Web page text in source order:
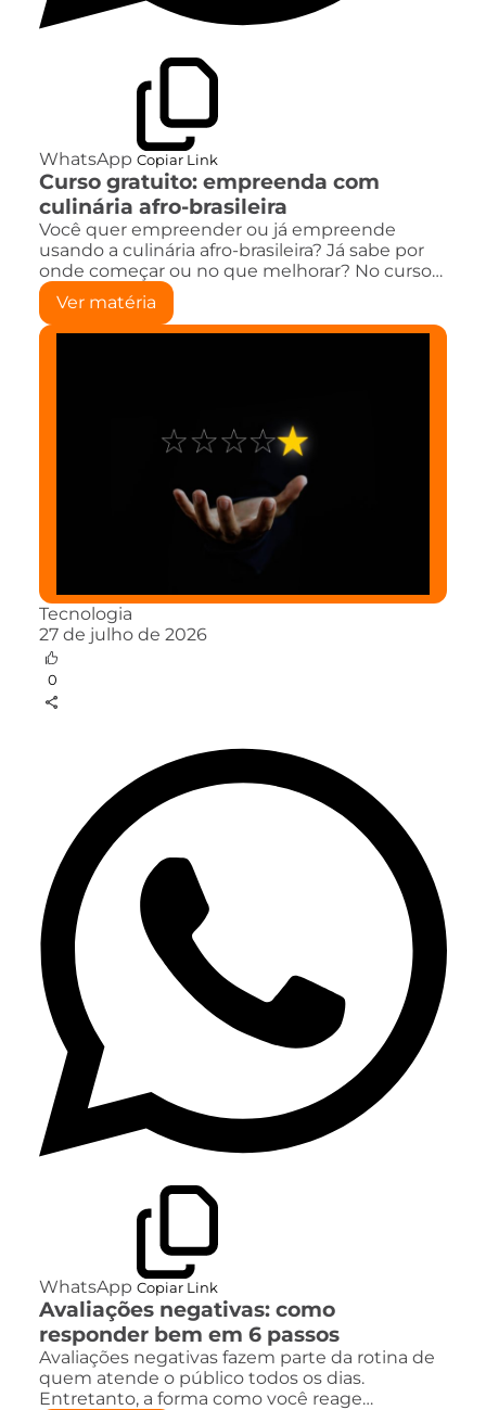
WhatsApp Copiar Link
Curso gratuito: empreenda com
culinária afro-brasileira
Você quer empreender ou já empreende
usando a culinária afro-brasileira? Já sabe por
onde começar ou no que melhorar? No curso…
Ver matéria
Tecnologia
27 de julho de 2026
0
WhatsApp Copiar Link
Avaliações negativas: como
responder bem em 6 passos
Avaliações negativas fazem parte da rotina de
quem atende o público todos os dias.
Entretanto, a forma como você reage…